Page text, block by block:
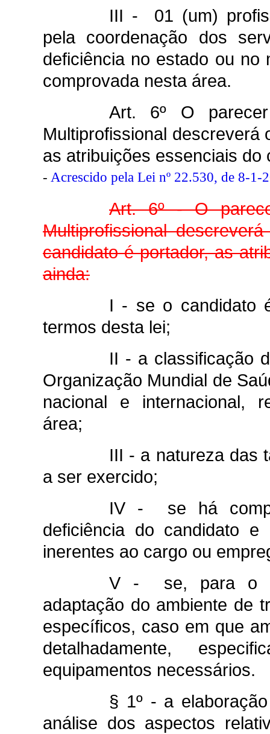
III - 01 (um)
pela coordenação dos
deficiência no estado ou no
comprovada nesta área.
Art. 6º O
Multiprofissional descreverá
as atribuições essenciais do
- Acrescido pela Lei nº 22.530, de 8-1-
Art. 6º - O
Multiprofissional
candidato é portador, as
ainda:
I - se o candidato
termos desta lei;
II - a classificação
Organização Mundial de
nacional e internacional,
área;
III - a natureza das
a ser exercido;
IV - se há
deficiência do candidato
inerentes ao cargo ou
V - se, para o
adaptação do ambiente de
específicos, caso em que
detalhadamente,
equipamentos necessários.
§ 1º - a
análise dos aspectos